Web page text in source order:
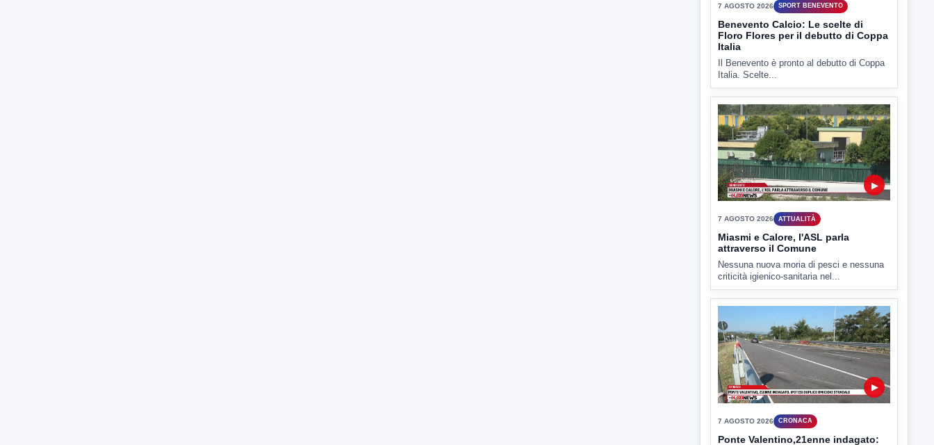
7 AGOSTO 2026
Benevento Calcio: Le scelte di
Floro Flores per il debutto di Coppa
Italia
Il Benevento è pronto al debutto di Coppa
Italia. Scelte...
Miasmi e Calore, l'ASL parla
attraverso il Comune
Nessuna nuova moria di pesci e nessuna
criticità igienico-sanitaria nel...
▶